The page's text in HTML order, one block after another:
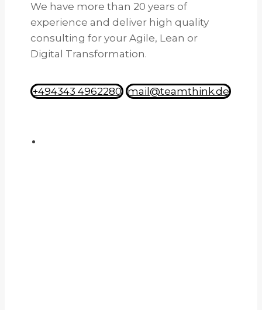
We have more than 20 years of
experience and deliver high quality
consulting for your Agile, Lean or
Digital Transformation.
+494343 4962280 mail@teamthink.de